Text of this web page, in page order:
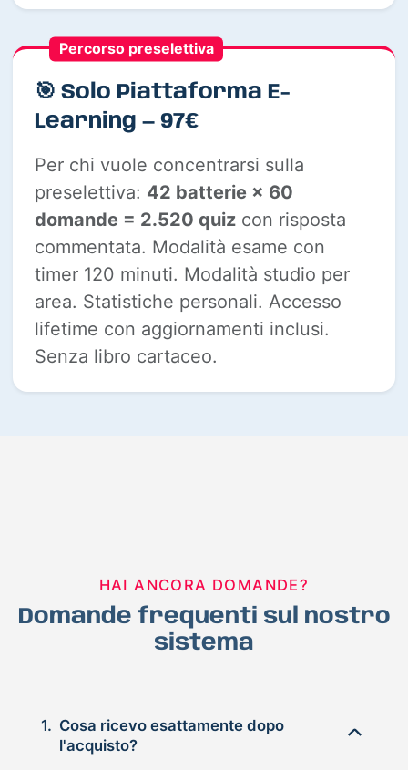
Percorso preselettiva
🎯 Solo Piattaforma E-
Learning — 97€
Per chi vuole concentrarsi sulla
preselettiva: 42 batterie × 60
domande = 2.520 quiz con risposta
commentata. Modalità esame con
timer 120 minuti. Modalità studio per
area. Statistiche personali. Accesso
lifetime con aggiornamenti inclusi.
Senza libro cartaceo.
HAI ANCORA DOMANDE?
Domande frequenti sul nostro
sistema
1. Cosa ricevo esattamente dopo
l'acquisto?